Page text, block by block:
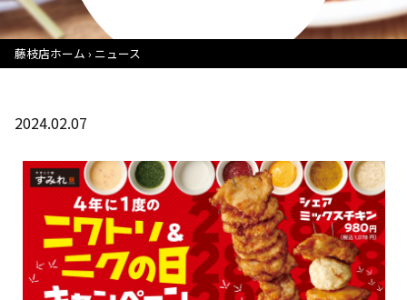
藤枝店ホーム ニュース
2024.02.07